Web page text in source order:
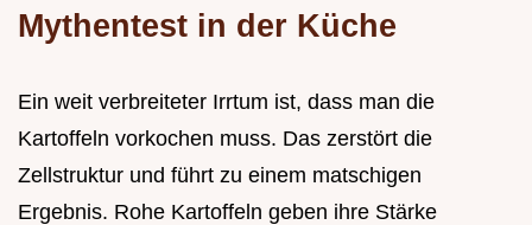
Mythentest in der Küche
Ein weit verbreiteter Irrtum ist, dass man die
Kartoffeln vorkochen muss. Das zerstört die
Zellstruktur und führt zu einem matschigen
Ergebnis. Rohe Kartoffeln geben ihre Stärke